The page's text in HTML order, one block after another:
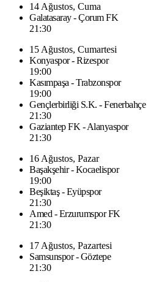
14 Ağustos, Cuma
Galatasaray - Çorum FK
21:30
15 Ağustos, Cumartesi
Konyaspor - Rizespor
19:00
Kasımpaşa - Trabzonspor
19:00
Gençlerbirliği S.K. - Fenerbahçe
21:30
Gaziantep FK - Alanyaspor
21:30
16 Ağustos, Pazar
Başakşehir - Kocaelispor
19:00
Beşiktaş - Eyüpspor
21:30
Amed - Erzurumspor FK
21:30
17 Ağustos, Pazartesi
Samsunspor - Göztepe
21:30